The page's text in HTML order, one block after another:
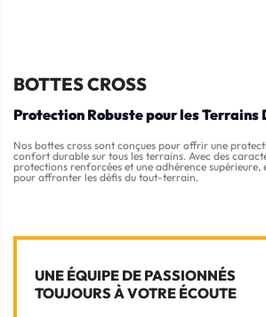
BOTTES CROSS
Protection Robuste pour les
Nos bottes cross sont conçues pour offrir une
confort durable sur tous les terrains. Avec des
protections renforcées et une adhérence supérieure,
pour affronter les défis du tout-terrain.
UNE ÉQUIPE DE PASSIONNÉS
TOUJOURS À VOTRE ÉCOUTE